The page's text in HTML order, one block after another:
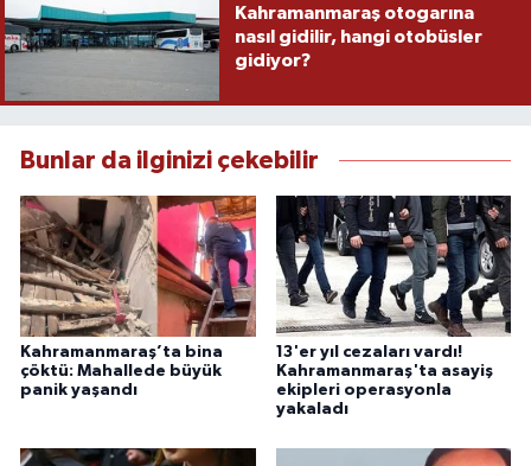
Kahramanmaraş otogarına
nasıl gidilir, hangi otobüsler
gidiyor?
Bunlar da ilginizi çekebilir
Kahramanmaraş’ta bina
çöktü: Mahallede büyük
panik yaşandı
13'er yıl cezaları vardı!
Kahramanmaraş'ta asayiş
ekipleri operasyonla
yakaladı